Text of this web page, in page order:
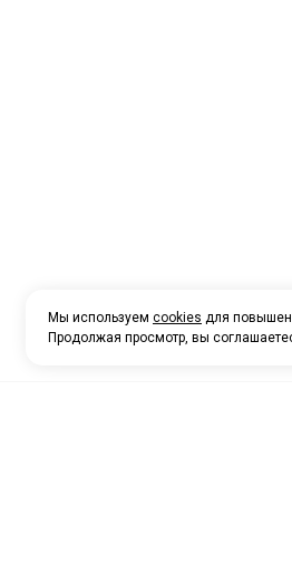
Мы используем cookies для
Продолжая просмотр, вы